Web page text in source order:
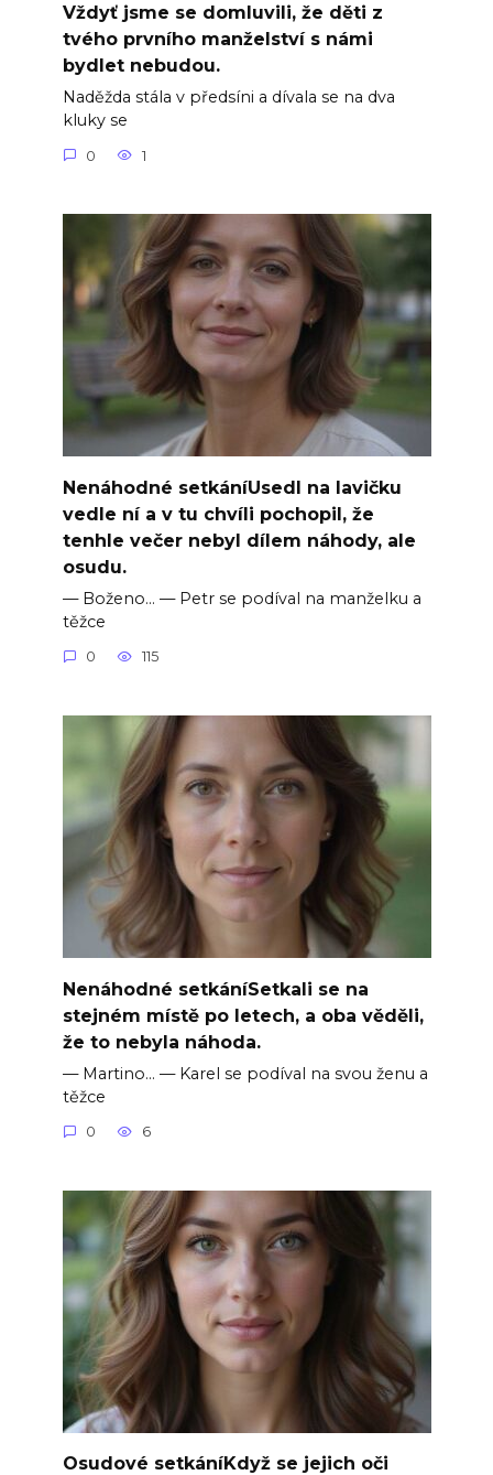
Vždyť jsme se domluvili, že děti z
tvého prvního manželství s námi
bydlet nebudou.
Naděžda stála v předsíni a dívala se na dva
kluky se
0 1
Nenáhodné setkáníUsedl na lavičku
vedle ní a v tu chvíli pochopil, že
tenhle večer nebyl dílem náhody, ale
osudu.
— Boženo… — Petr se podíval na manželku a
těžce
0 115
Nenáhodné setkáníSetkali se na
stejném místě po letech, a oba věděli,
že to nebyla náhoda.
— Martino… — Karel se podíval na svou ženu a
těžce
0 6
Osudové setkáníKdyž se jejich oči